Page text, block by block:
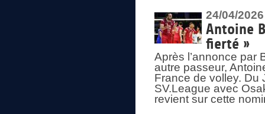
24/04/2026
Antoine
fierté »
Après l’annonce par
autre passeur,
France de volley. Du
SV.League avec
revient sur cette